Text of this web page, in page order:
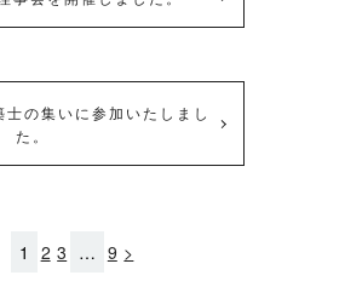
の集いに参加いたしまし
た。
1 2 3 … 9 >